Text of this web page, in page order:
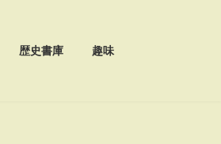
歴史書庫 趣味